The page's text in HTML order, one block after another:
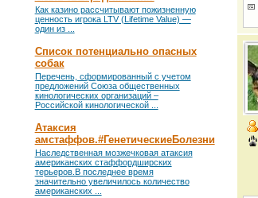
Как казино рассчитывают пожизненную
ценность игрока LTV (Lifetime Value) —
один из ...
Список потенциально опасных
собак
Перечень, сформированный с учетом
предложений Союза общественных
кинологических организаций –
Российской кинологической ...
Атаксия
амстаффов.#ГенетическиеБолезни
Наследственная мозжечковая атаксия
американских стаффордширских
терьеров.В последнее время
значительно увеличилось количество
американских ...